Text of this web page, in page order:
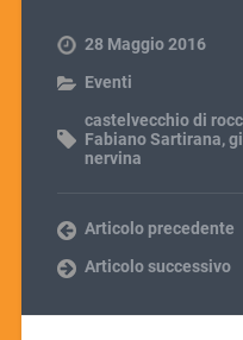
28 Maggio 2016
Eventi
castelvecchio di
Fabiano Sartirana,
nervina
Articolo precedente
Articolo successivo